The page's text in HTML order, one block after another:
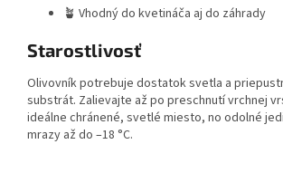
🪴 Vhodný do kvetináča aj do záhrady
Starostlivosť
Olivovník potrebuje dostatok svetla a
substrát. Zalievajte až po preschnutí vrchnej
ideálne chránené, svetlé miesto, no odolné
mrazy až do –18 °C.